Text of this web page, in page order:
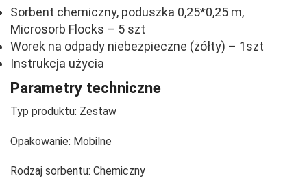
Sorbent chemiczny, poduszka 0,25*0,25 m,
Microsorb Flocks – 5 szt
Worek na odpady niebezpieczne (żółty) – 1szt
Instrukcja użycia
Parametry techniczne
Typ produktu: Zestaw
Opakowanie: Mobilne
Rodzaj sorbentu: Chemiczny